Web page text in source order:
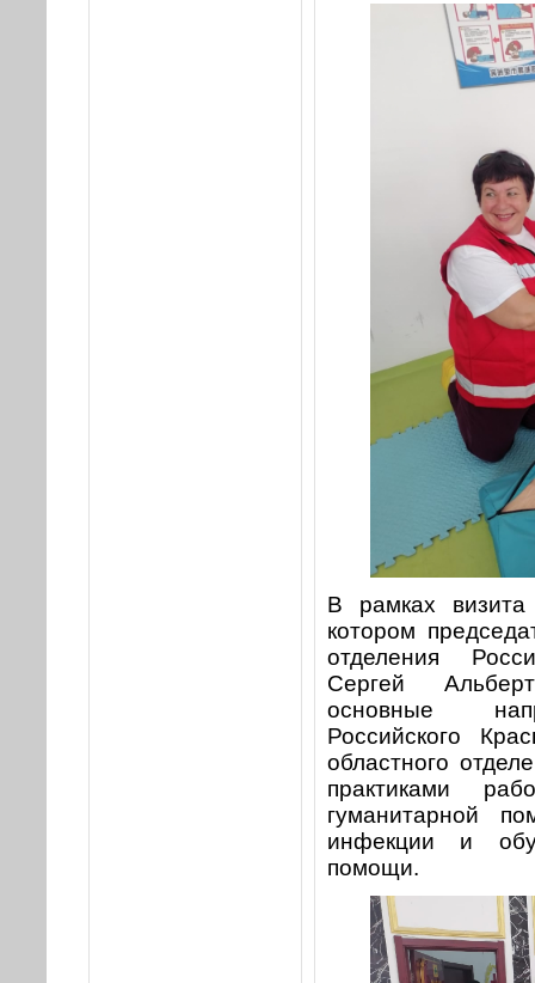
В рамках
котором
отделения
Сергей
основные
Российского
областного
практиками
гуманитарной
инфекции и
помощи.